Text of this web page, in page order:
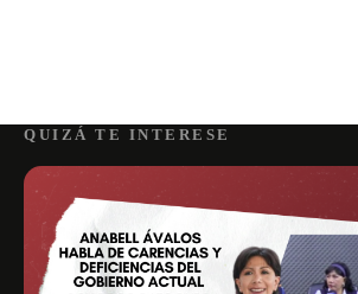
QUIZÁ TE INTERESE